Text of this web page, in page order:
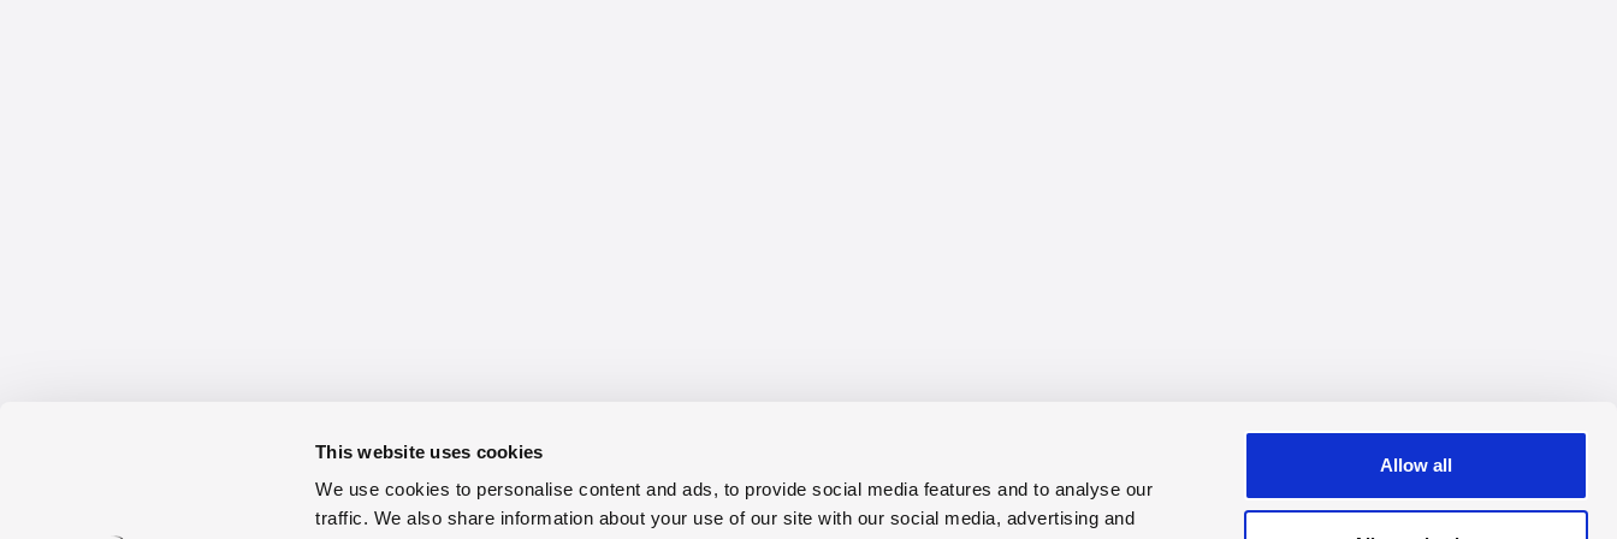
This website uses cookies
We use cookies to personalise content and ads, to provide social media features and to analyse our
traffic. We also share information about your use of our site with our social media, advertising and
Allow all